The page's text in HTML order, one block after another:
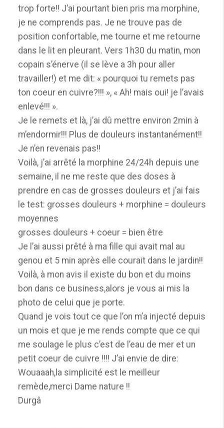
trop forte!! J’ai pourtant bien pris ma morphine,
je ne comprends pas. Je ne trouve pas de
position confortable, me tourne et me retourne
dans le lit en pleurant. Vers 1h30 du matin, mon
copain s’énerve (il se lève a 3h pour aller
travailler!) et me dit: « pourquoi tu remets pas
ton coeur en cuivre?!!! », « Ah! mais oui! je l’avais
enlevé!!! ».
Je le remets et là, j’ai dû mettre environ 2min à
m’endormir!!! Plus de douleurs instantanément!!
Je n’en revenais pas!!
Voilà, j’ai arrêté la morphine 24/24h depuis une
semaine, il ne me reste que des doses à
prendre en cas de grosses douleurs et j’ai fais
le test: grosses douleurs + morphine = douleurs
moyennes
grosses douleurs + coeur = bien être
Je l’ai aussi prêté à ma fille qui avait mal au
genou et 5 min après elle courait dans le jardin!!
Voilà, à mon avis il existe du bon et du moins
bon dans ce business,alors je vous ai mis la
photo de celui que je porte.
Quand je vois tout ce que l’on m’a injecté depuis
un mois et que je me rends compte que ce qui
me soulage le plus c’est de l’eau de mer et un
petit coeur de cuivre !!!! J’ai envie de dire:
Wouaaah,la simplicité est le meilleur
remède,merci Dame nature !!
Durgâ